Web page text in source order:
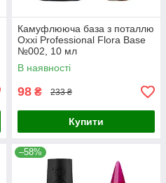
Камуфлююча база з поталлю
Oxxi Professional Flora Base
№002, 10 мл
В наявності
98 ₴ 233 ₴
Купити
–58%